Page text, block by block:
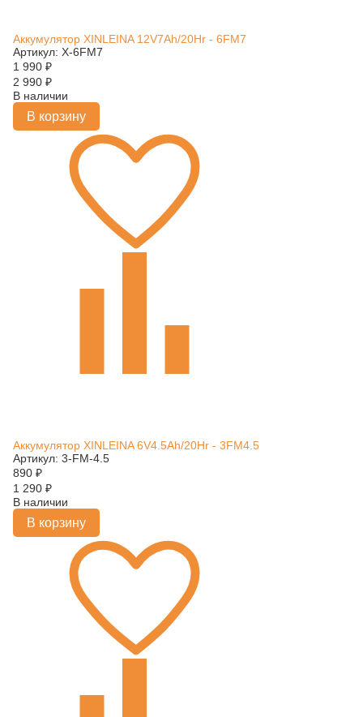
Аккумулятор XINLEINA 12V7Ah/20Hr - 6FM7
Артикул: X-6FM7
1 990 ₽
2 990 ₽
В наличии
В корзину
Аккумулятор XINLEINA 6V4.5Ah/20Hr - 3FM4.5
Артикул: 3-FM-4.5
890 ₽
1 290 ₽
В наличии
В корзину